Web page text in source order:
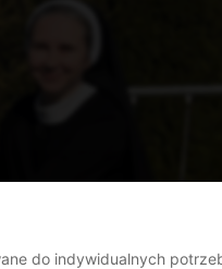
do indywidualnych